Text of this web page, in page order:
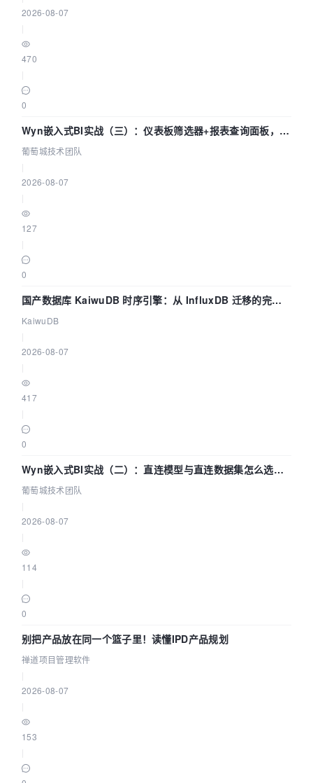
2026-08-07
470
0
Wyn嵌入式BI实战（三）：仪表板筛选器+报表查询面板，参
数联动全闭环
葡萄城技术团队
2026-08-07
127
0
国产数据库 KaiwuDB 时序引擎：从 InfluxDB 迁移的完整
技术路径
KaiwuDB
2026-08-07
417
0
Wyn嵌入式BI实战（二）：直连模型与直连数据集怎么选，
参数为什么不生效？| 葡萄城技术团队
葡萄城技术团队
2026-08-07
114
0
别把产品放在同一个篮子里！读懂IPD产品规划
禅道项目管理软件
2026-08-07
153